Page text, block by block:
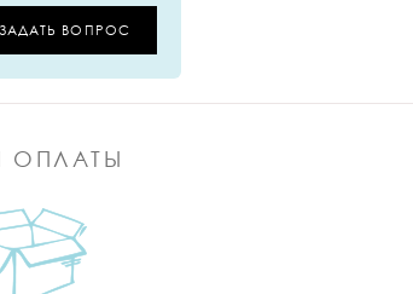
ЗАДАТЬ ВОПРОС